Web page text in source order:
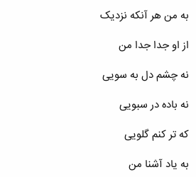
به من هر آنکه نزدیک
از او جدا جدا من
نه چشم دل به سویی
نه باده در سبویی
که تر کنم گلویی
به یاد آشنا من